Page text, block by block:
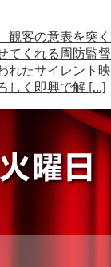
観客の意表を突く
てくれる周防監督
れたサイレント映
しく即興で解 […]